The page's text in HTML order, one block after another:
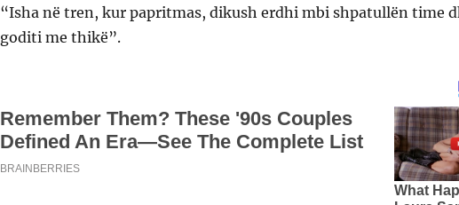
“Isha në tren, kur papritmas, dikush erdhi mbi shpatullën time
goditi me thikë”.